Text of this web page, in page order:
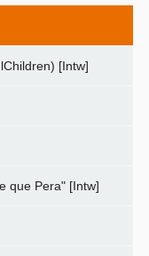
[Intw]
que Pera" [Intw]